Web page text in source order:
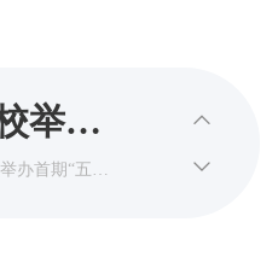
创新
全国
议作
发言
势下青年就业
作态势，统筹
校毕业生高质
就业工作，5月
委理
习中
月份党委理论
心组集体学习
题研讨。
举办
“五
办首期“五